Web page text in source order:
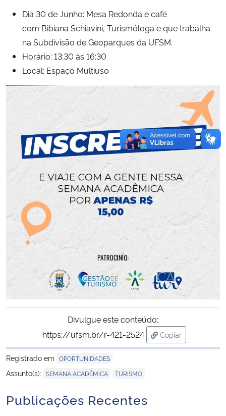
Dia 30 de Junho: Mesa Redonda e café
com Bibiana Schiavini, Turismóloga e que trabalha
na Subdivisão de Geoparques da UFSM.
Horário: 13:30 às 16:30
Local: Espaço Multiuso
Divulgue este conteúdo:
https://ufsm.br/r-421-2524
Copiar
para área de
Registrado em OPORTUNIDADES
Assunto(s): SEMANA ACADÊMICA TURISMO
Publicações Recentes